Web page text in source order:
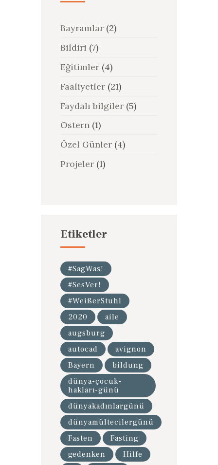
Bayramlar(2)
Bildiri (7)
Eğitimler(4)
Faaliyetler(21)
Faydalı bilgiler(5)
Ostern(1)
Özel Günler(4)
Projeler(1)
Etiketler
#SagWas!
#SesVer!
#WeißerStuhl
2020
aile
augsburg
autocad
avignon
Bayern
bildung
dünya-çocuk-
hakları-günü
dünyakadınlargünü
dünyamültecilergünü
Fasten
Fasting
gedenken
Hilfe